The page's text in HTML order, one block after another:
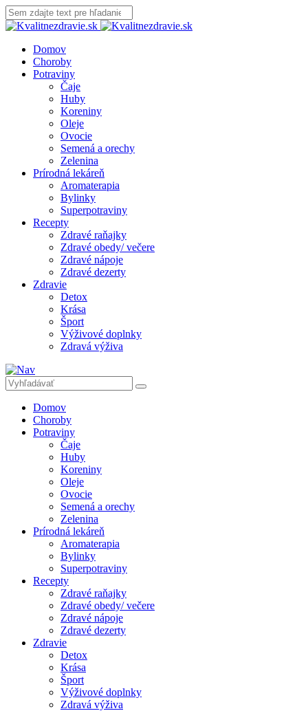
Domov
Choroby
Potraviny
Čaje
Huby
Koreniny
Oleje
Ovocie
Semená a orechy
Zelenina
Prírodná lekáreň
Aromaterapia
Bylinky
Superpotraviny
Recepty
Zdravé raňajky
Zdravé obedy/ večere
Zdravé nápoje
Zdravé dezerty
Zdravie
Detox
Krása
Šport
Výživové doplnky
Zdravá výživa
Domov
Choroby
Potraviny
Čaje
Huby
Koreniny
Oleje
Ovocie
Semená a orechy
Zelenina
Prírodná lekáreň
Aromaterapia
Bylinky
Superpotraviny
Recepty
Zdravé raňajky
Zdravé obedy/ večere
Zdravé nápoje
Zdravé dezerty
Zdravie
Detox
Krása
Šport
Výživové doplnky
Zdravá výživa